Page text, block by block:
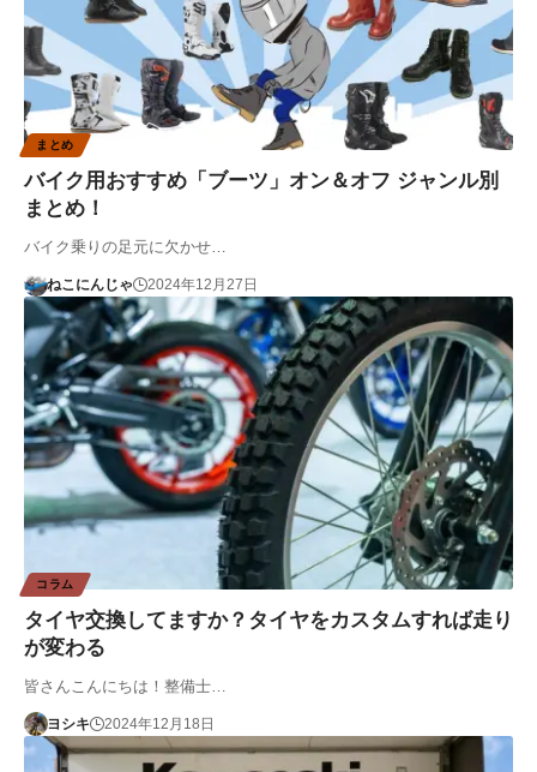
まとめ
バイク用おすすめ「ブーツ」オン＆オフ ジャンル別
まとめ！
バイク乗りの足元に欠かせ…
ねこにんじゃ 2024年12月27日
コラム
タイヤ交換してますか？タイヤをカスタムすれば走り
が変わる
皆さんこんにちは！整備士…
ヨシキ 2024年12月18日